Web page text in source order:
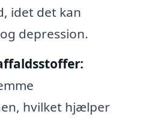
idet det kan
depression.
hvilket hjælper